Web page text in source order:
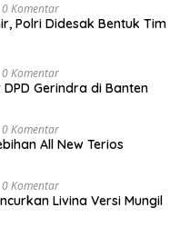
0 Komentar
Polri Didesak Bentuk Tim
0 Komentar
Gerindra di Banten
0 Komentar
All New Terios
0 Komentar
Livina Versi Mungil